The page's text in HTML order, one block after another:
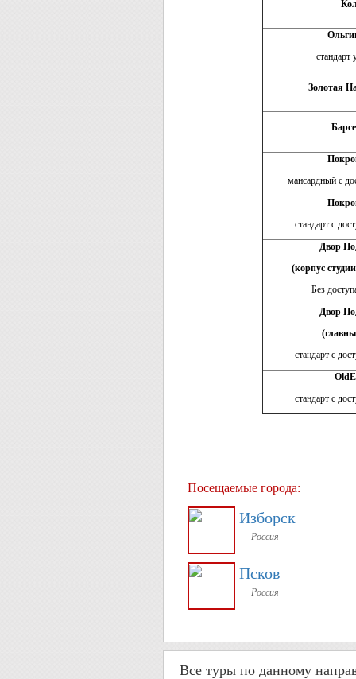
Золотая
мансардный с
стандарт с
Двор
(корпус
Без
Двор
стандарт с
Old
стандарт с
Посещаемые города:
Изборск
Россия
Псков
Россия
Все туры по данному